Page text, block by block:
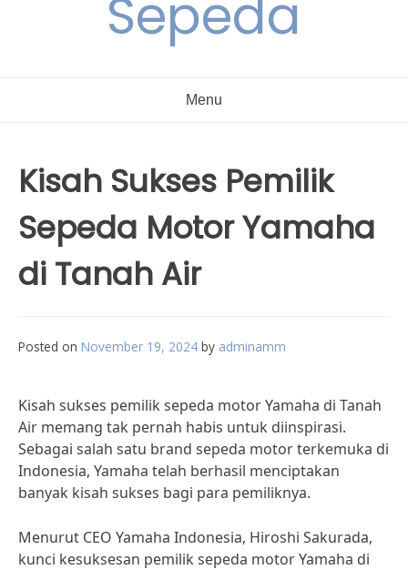
Sepeda
Menu
Kisah Sukses Pemilik
Sepeda Motor Yamaha
di Tanah Air
Posted on November 19, 2024 by adminamm
Kisah sukses pemilik sepeda motor Yamaha di Tanah
Air memang tak pernah habis untuk diinspirasi.
Sebagai salah satu brand sepeda motor terkemuka di
Indonesia, Yamaha telah berhasil menciptakan
banyak kisah sukses bagi para pemiliknya.
Menurut CEO Yamaha Indonesia, Hiroshi Sakurada,
kunci kesuksesan pemilik sepeda motor Yamaha di